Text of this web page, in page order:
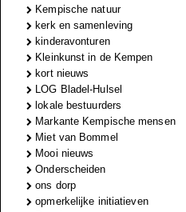
Kempische natuur
kerk en samenleving
kinderavonturen
Kleinkunst in de Kempen
kort nieuws
LOG Bladel-Hulsel
lokale bestuurders
Markante Kempische mensen
Miet van Bommel
Mooi nieuws
Onderscheiden
ons dorp
opmerkelijke initiatieven